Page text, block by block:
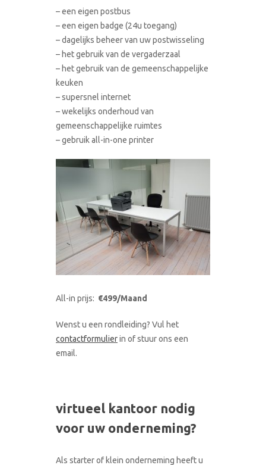
– een eigen postbus
– een eigen badge (24u toegang)
– dagelijks beheer van uw postwisseling
– het gebruik van de vergaderzaal
– het gebruik van de gemeenschappelijke
keuken
– supersnel internet
– wekelijks onderhoud van
gemeenschappelijke ruimtes
– gebruik all-in-one printer
All-in prijs: €499/Maand
Wenst u een rondleiding? Vul het
contactformulierin of stuur ons een
email.
virtueel kantoor nodig
voor uw onderneming?
Als starter of klein onderneming heeft u